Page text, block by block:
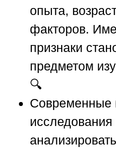
опыта,
факторов.
признаки
предметом
🔍
Современные